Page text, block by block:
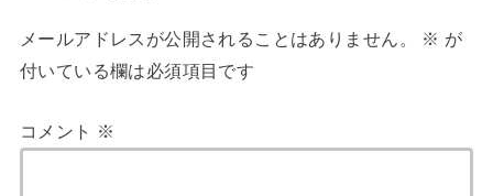
メールアドレスが公開されることはありません。 ※ が
付いている欄は必須項目です
コメント ※